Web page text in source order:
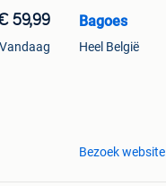
59,99
Vandaag
Bagoes
Heel België
Bezoek website